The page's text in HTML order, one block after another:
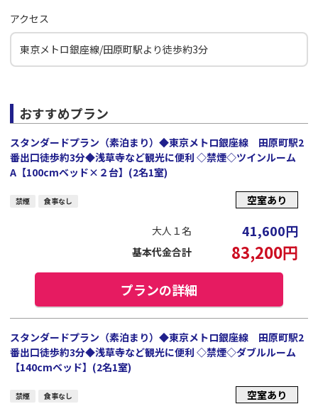
アクセス
東京メトロ銀座線/田原町駅より徒歩約3分
おすすめプラン
スタンダードプラン（素泊まり）◆東京メトロ銀座線 田原町駅2
番出口徒歩約3分◆浅草寺など観光に便利 ◇禁煙◇ツインルーム
A【100cmベッド×２台】(2名1室)
禁煙 食事なし 空室あり
大人１名 41,600円
基本代金合計 83,200円
プランの詳細
スタンダードプラン（素泊まり）◆東京メトロ銀座線 田原町駅2
番出口徒歩約3分◆浅草寺など観光に便利 ◇禁煙◇ダブルルーム
【140cmベッド】(2名1室)
禁煙 食事なし 空室あり